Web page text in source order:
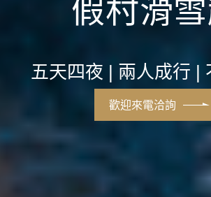
假村滑
五天四夜 | 兩人成行 |
歡迎來電洽詢